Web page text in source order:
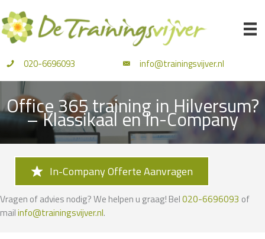
naar
de
inhoud
020-6696093 info@trainingsvijver.nl
Office 365 training in Hilversum?
– Klassikaal en In-Company
In-Company Offerte Aanvragen
Vragen of advies nodig? We helpen u graag! Bel020-6696093 of
mailinfo@trainingsvijver.nl.